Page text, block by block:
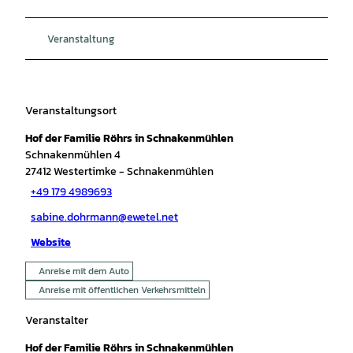
Veranstaltung
Veranstaltungsort
Hof der Familie Röhrs in Schnakenmühlen
Schnakenmühlen 4
27412Westertimke- Schnakenmühlen
+49 179 4989693
sabine.dohrmann@ewetel.net
Website
Anreise mit dem Auto
Anreise mit öffentlichen Verkehrsmitteln
Veranstalter
Hof der Familie Röhrs in Schnakenmühlen